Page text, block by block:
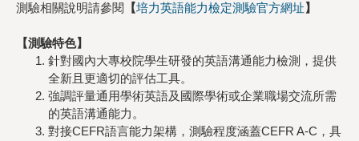
測驗相關說明請參閱 【培力英語能力檢定測驗官方網址】
【測驗特色】
針對國內大專校院學生研發的英語溝通能力檢測，提供
全新且更適切的評估工具。
強調評量通用學術英語及國際學術或企業職場交流所需
的英語溝通能力。
對接CEFR語言能力架構，測驗程度涵蓋CEFR A-C，具